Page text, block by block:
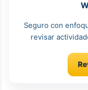
Seguro con
revisar